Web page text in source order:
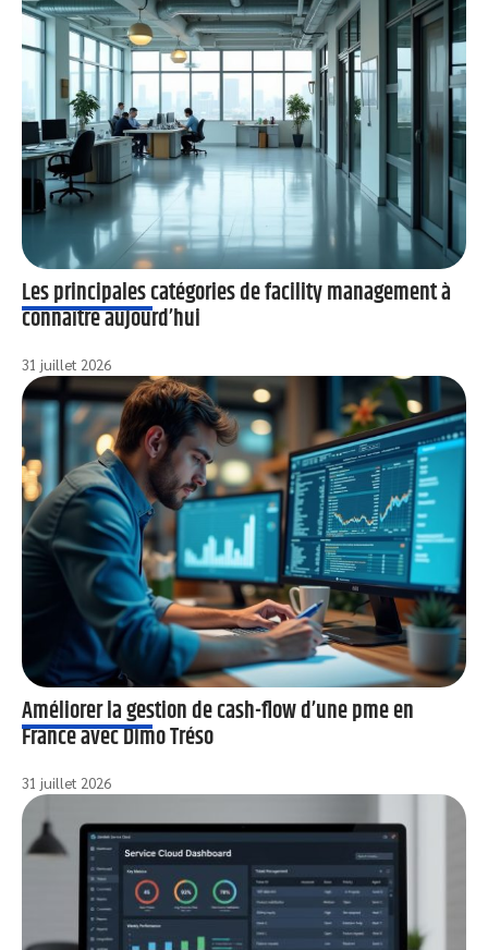
Les principales catégories de facility management à
connaître aujourd’hui
31 juillet 2026
Améliorer la gestion de cash-flow d’une pme en
France avec Dimo Tréso
31 juillet 2026